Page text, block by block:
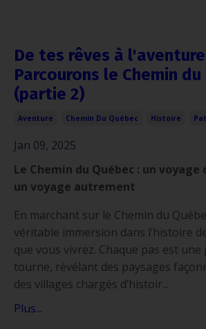
De tes rêves à
Parcourons le Chemin du
(partie 2)
Aventure Chemin Du Québec Histoire
Jan 09, 2025
Le Chemin du Québec : un voyage
un voyage autrement
En marchant sur le Chemin du
véritable immersion dans l’histoire
que vous vivrez. Chaque pas est une
tourne, révélant des paysages
des villages chargés d’histoir...
Plus...